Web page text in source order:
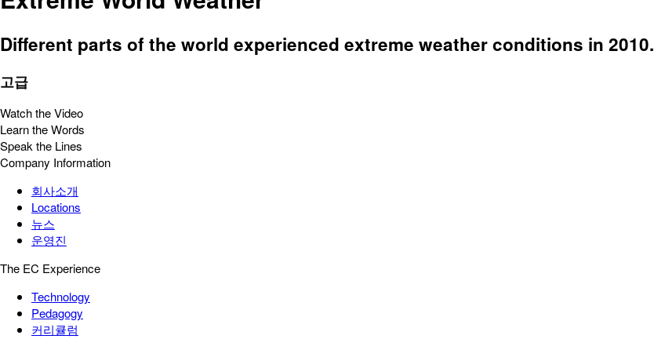
Different parts of the world experienced extreme weather conditions in 2010.
고급
Watch the Video
Learn the Words
Speak the Lines
Company Information
회사소개
Locations
뉴스
운영진
The EC Experience
Technology
Pedagogy
커리큘럼